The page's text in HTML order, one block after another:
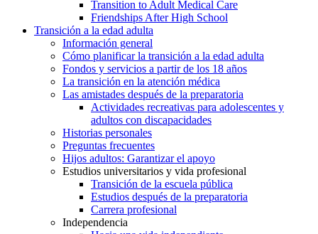
Transition to Adult Medical Care
Friendships After High School
Transición a la edad adulta
Información general
Cómo planificar la transición a la edad adulta
Fondos y servicios a partir de los 18 años
La transición en la atención médica
Las amistades después de la preparatoria
Actividades recreativas para adolescentes y
adultos con discapacidades
Historias personales
Preguntas frecuentes
Hijos adultos: Garantizar el apoyo
Estudios universitarios y vida profesional
Transición de la escuela pública
Estudios después de la preparatoria
Carrera profesional
Independencia